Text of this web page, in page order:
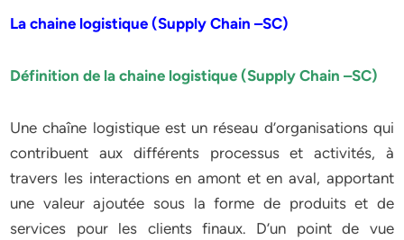
La chaine logistique (Supply Chain –SC)
Définition de la chaine logistique (Supply Chain –SC)
Une chaîne logistique est un réseau d’organisations qui
contribuent aux différents processus et activités, à
travers les interactions en amont et en aval, apportant
une valeur ajoutée sous la forme de produits et de
services pour les clients finaux. D’un point de vue